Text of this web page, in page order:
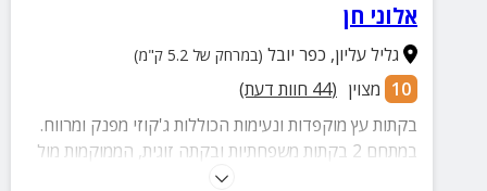
אלוני חן
גליל עליון, כפר יובל (במרחק של 5.2 ק"מ)
10 מצוין (
44 חוות דעת)
בקתות עץ מוקפדות ונעימות הכוללות ג'קוזי מפנק ומרווח.
במתחם 2 בקתות משפחתיות ובקתה זוגית, הממוקמות מול
נוף מרהיב הכולל את הרי הסביבה ועמק החולה.